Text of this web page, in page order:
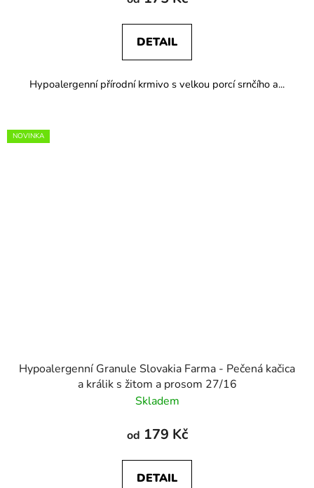
DETAIL
Hypoalergenní přírodní krmivo s velkou porcí srnčího a...
NOVINKA
Hypoalergenní Granule Slovakia Farma - Pečená kačica
a králik s žitom a prosom 27/16
Skladem
od 179 Kč
DETAIL